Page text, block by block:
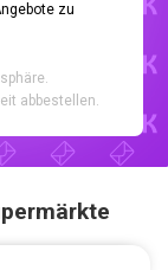
zu
abbestellen.